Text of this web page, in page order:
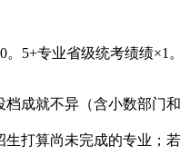
5+专业省级统考绩绩×1。
就不异（含小数部门
打算尚未完成的专业；